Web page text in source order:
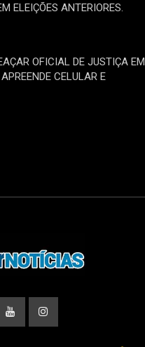
ELEIÇÕES ANTERIORES.
OFICIAL DE JUSTIÇA EM
CELULAR E